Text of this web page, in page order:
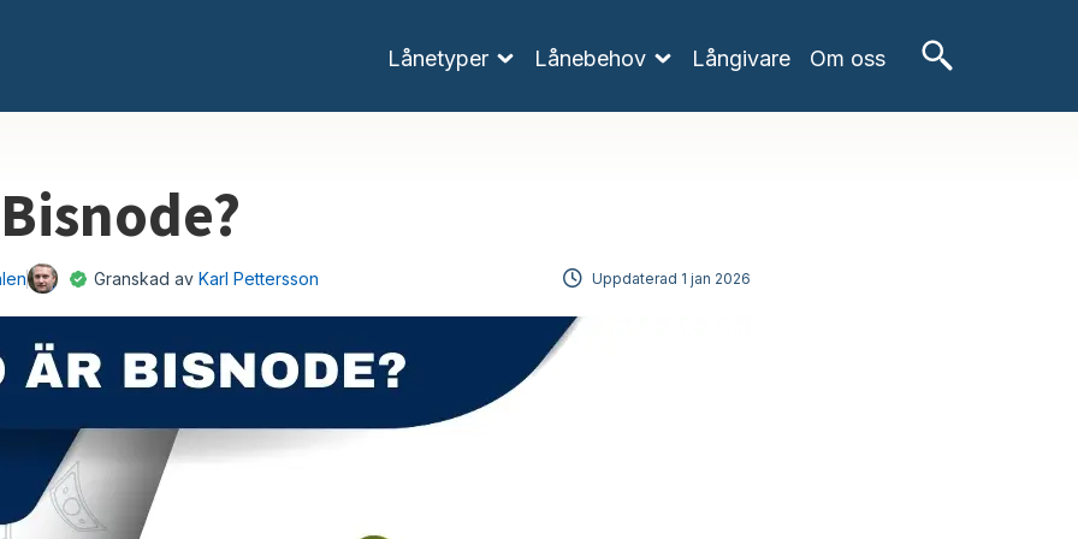
Lånetyper Lånebehov Långivare Om oss
Granskad av Karl Pettersson Uppdaterad 1 jan 2026